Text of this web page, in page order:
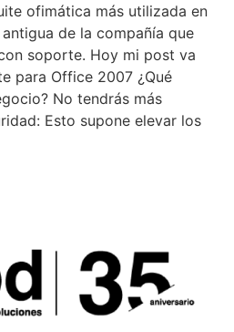
ofimática más utilizada en
de la compañía que
soporte. Hoy mi post va
para Office 2007 ¿Qué
No tendrás más
Esto supone elevar los